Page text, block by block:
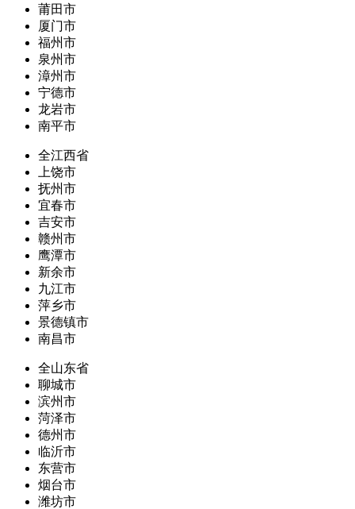
莆田市
厦门市
福州市
泉州市
漳州市
宁德市
龙岩市
南平市
全江西省
上饶市
抚州市
宜春市
吉安市
赣州市
鹰潭市
新余市
九江市
萍乡市
景德镇市
南昌市
全山东省
聊城市
滨州市
菏泽市
德州市
临沂市
东营市
烟台市
潍坊市